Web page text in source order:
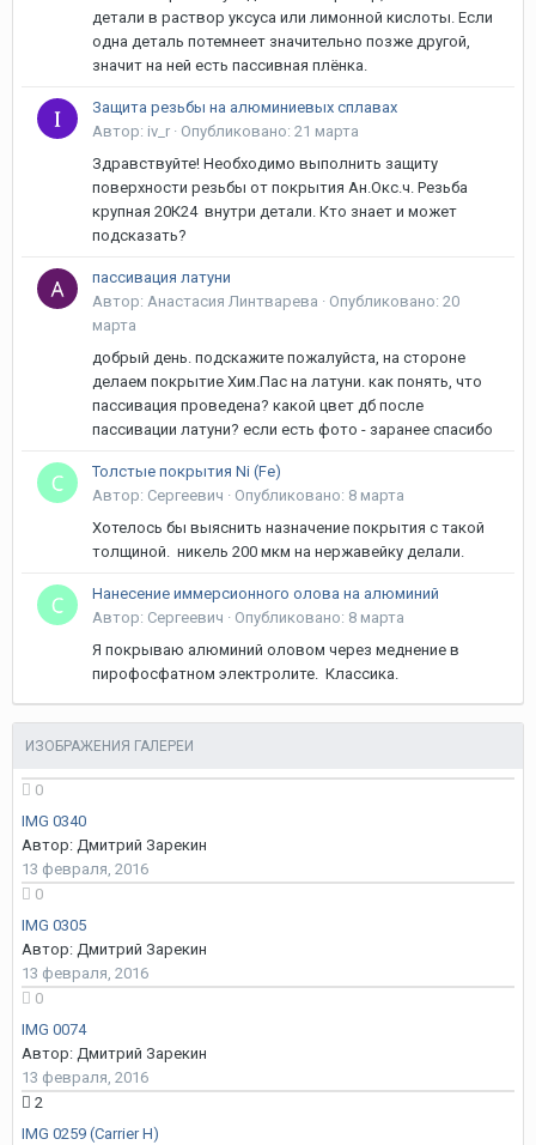
детали в раствор уксуса или лимонной кислоты. Если
одна деталь потемнеет значительно позже другой,
значит на ней есть пассивная плёнка.
Защита резьбы на алюминиевых сплавах
Автор: iv_r · Опубликовано: 21 марта
Здравствуйте! Необходимо выполнить защиту
поверхности резьбы от покрытия Ан.Окс.ч. Резьба
крупная 20К24 внутри детали. Кто знает и может
подсказать?
пассивация латуни
Автор: Анастасия Линтварева · Опубликовано: 20
марта
добрый день. подскажите пожалуйста, на стороне
делаем покрытие Хим.Пас на латуни. как понять, что
пассивация проведена? какой цвет дб после
пассивации латуни? если есть фото - заранее спасибо
Толстые покрытия Ni (Fe)
Автор: Сергеевич · Опубликовано: 8 марта
Хотелось бы выяснить назначение покрытия с такой
толщиной. никель 200 мкм на нержавейку делали.
Нанесение иммерсионного олова на алюминий
Автор: Сергеевич · Опубликовано: 8 марта
Я покрываю алюминий оловом через меднение в
пирофосфатном электролите. Классика.
ИЗОБРАЖЕНИЯ ГАЛЕРЕИ
0
IMG 0340
Автор: Дмитрий Зарекин
13 февраля, 2016
0
IMG 0305
Автор: Дмитрий Зарекин
13 февраля, 2016
0
IMG 0074
Автор: Дмитрий Зарекин
13 февраля, 2016
2
IMG 0259 (Carrier H)